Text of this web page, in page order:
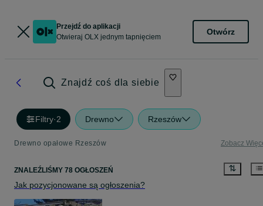
Przejdź do aplikacji
Otwieraj OLX jednym tapnięciem
Otwórz
Znajdź coś dla siebie
Filtry·2 Drewno Rzeszów
Drewno opałowe Rzeszów Zobacz
ZNALEŹLIŚMY 78 OGŁOSZEŃ
Jak pozycjonowane są ogłoszenia?